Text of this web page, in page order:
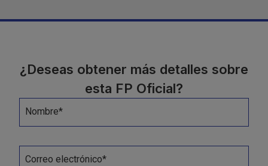
¿Deseas obtener más detalles sobre
esta FP Oficial?
Nombre*
Correo electrónico*